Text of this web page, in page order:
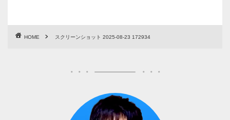
HOME スクリーンショット 2025-08-23 172934